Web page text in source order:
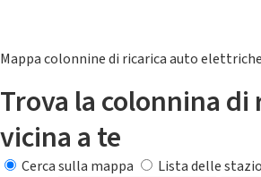
Mappa colonnine di ricarica auto elettriche
Trova la colonnina di
vicina a te
Cerca sulla mappa
Lista delle